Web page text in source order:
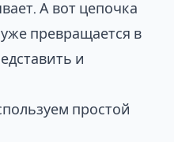
А вот цепочка
уже превращается в
и
простой